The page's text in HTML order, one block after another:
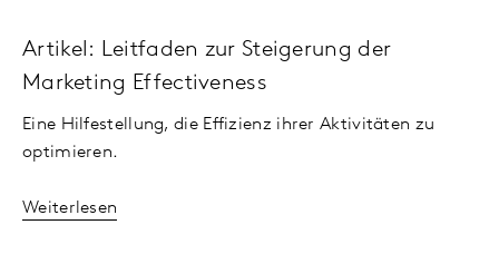
Artikel: Leitfaden zur Steigerung der
Marketing Effectiveness
Eine Hilfestellung, die Effizienz ihrer Aktivitäten zu
optimieren.
Weiterlesen